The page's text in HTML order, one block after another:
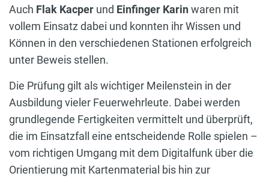
Auch Flak Kacper und Einfinger Karinwaren mit
vollem Einsatz dabei und konnten ihr Wissen und
Können in den verschiedenen Stationen erfolgreich
unter Beweis stellen.
Die Prüfung gilt als wichtiger Meilenstein in der
Ausbildung vieler Feuerwehrleute. Dabei werden
grundlegende Fertigkeiten vermittelt und überprüft,
die im Einsatzfall eine entscheidende Rolle spielen –
vom richtigen Umgang mit dem Digitalfunk über die
Orientierung mit Kartenmaterial bis hin zur